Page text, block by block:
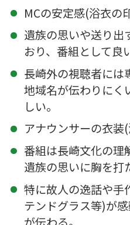
MCの安定感(浴衣の
遺族の思いや送り出
おり、番組として良
長崎外の視聴者には
地域名が伝わりにく
しい。
アナウンサーの衣装
番組は長崎文化の理
遺族の思いに胸を打
特に故人の逸話や手
テンドグラス等)が